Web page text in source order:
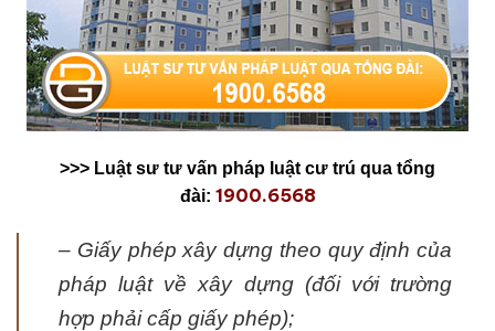
>>> Luật sư tư vấn pháp luật cư trú qua tổng
đài: 1900.6568
– Giấy phép xây dựng theo quy định của
pháp luật về xây dựng (đối với trường
hợp phải cấp giấy phép);